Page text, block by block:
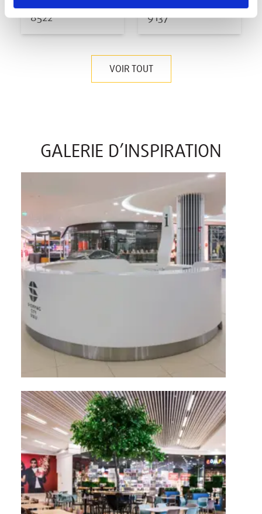
8522
9137
VOIR TOUT
GALERIE D’INSPIRATION